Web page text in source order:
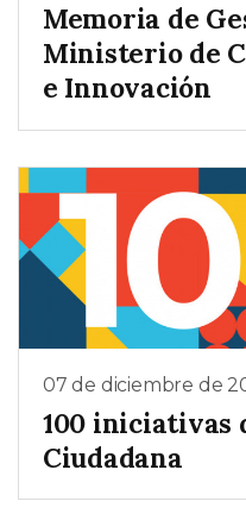
Memoria de
Ministerio de
e Innovación
07 de diciembre de
100 iniciativas
Ciudadana